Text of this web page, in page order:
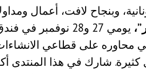
وبنجاح لافت، أعمال
يومي 27 و28 نوفمبر
محاوره على قطاعي